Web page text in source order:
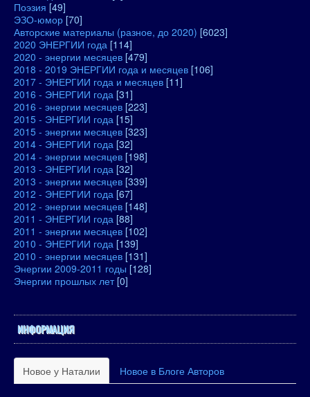
Поэзия [49]
ЭЗО-юмор [70]
Авторские материалы (разное, до 2020) [6023]
2020 ЭНЕРГИИ года [114]
2020 - энергии месяцев [479]
2018 - 2019 ЭНЕРГИИ года и месяцев [106]
2017 - ЭНЕРГИИ года и месяцев [11]
2016 - ЭНЕРГИИ года [31]
2016 - энергии месяцев [223]
2015 - ЭНЕРГИИ года [15]
2015 - энергии месяцев [323]
2014 - ЭНЕРГИИ года [32]
2014 - энергии месяцев [198]
2013 - ЭНЕРГИИ года [32]
2013 - энергии месяцев [339]
2012 - ЭНЕРГИИ года [67]
2012 - энергии месяцев [148]
2011 - ЭНЕРГИИ года [88]
2011 - энергии месяцев [102]
2010 - ЭНЕРГИИ года [139]
2010 - энергии месяцев [131]
Энергии 2009-2011 годы [128]
Энергии прошлых лет [0]
ИНФОРМАЦИЯ
Новое у Наталии Новое в Блоге Авторов